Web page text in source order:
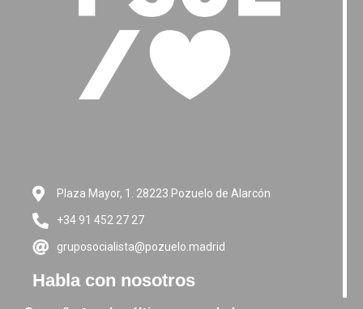
Plaza Mayor, 1. 28223 Pozuelo de Alarcón
+34 91 452 27 27
gruposocialista@pozuelo.madrid
Habla con nosotros